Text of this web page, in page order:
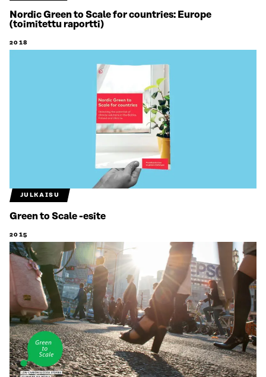
Nordic Green to Scale for countries: Europe
(toimitettu raportti)
2018
JULKAISU
Green to Scale -esite
2015